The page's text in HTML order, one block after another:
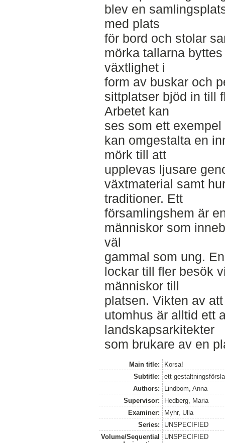
blev en
med plats
för bord och stolar
mörka tallarna
växtlighet i
form av buskar och
sittplatser bjöd in till
Arbetet kan
ses som ett
kan omgestalta en
mörk till att
upplevas ljusare
växtmaterial samt
traditioner. Ett
församlingshem är
människor som
väl
gammal som ung.
lockar till fler besök
människor till
platsen. Vikten av
utomhus är alltid ett
landskapsarkitekter
som brukare av en
Main title:
Korsa!
Subtitle:
ett
Authors:
Lindbom, Anna
Supervisor:
Hedberg, Maria
Examiner:
Myhr, Ulla
Series:
UNSPECIFIED
Volume/Sequential
UNSPECIFIED